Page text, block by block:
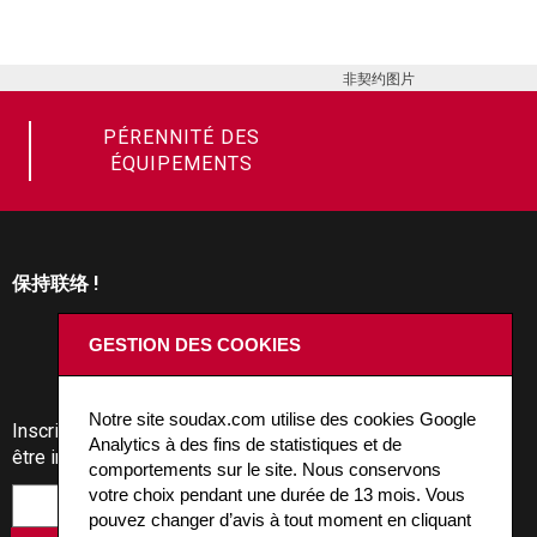
非契约图片
PÉRENNITÉ DES
ÉQUIPEMENTS
保持联络 !
Inscrivez-vous à notre news pour
être informé des actualités Soudax.
GESTION DES COOKIES
Notre site soudax.com utilise des cookies Google
Analytics à des fins de statistiques et de
comportements sur le site. Nous conservons
votre choix pendant une durée de 13 mois. Vous
pouvez changer d’avis à tout moment en cliquant